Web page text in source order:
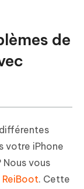
de
différentes
votre iPhone
Nous vous
ReiBoot. Cette